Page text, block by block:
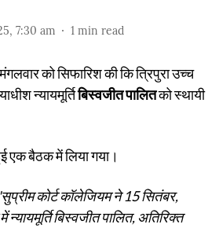
7:30 am 1 min read
को सिफारिश की कि त्रिपुरा उच्च
न्यायमूर्तिबिस्वजीत पालितको स्थायी
एक बैठक में लिया गया।
कोर्ट कॉलेजियम ने 15 सितंबर,
बिस्वजीत पालित, अतिरिक्त